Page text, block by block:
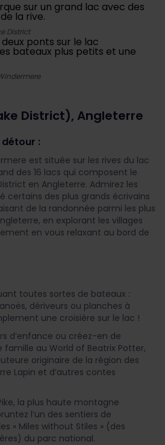
District
District), Angleterre
:
est située sur les rives du lac
des 16 lacs qui composent le
en Angleterre. Admirez les
certains des plus grands écrivains
de la randonnée parmi les plus
en explorant les villages
en vous relaxant au bord de
toutes sortes de bateaux :
dériveurs ou planches à
une croisière sur le lac !
d’enfance ou créez-en de
au World of Beatrix Potter,
originaire de la région des
Lapin et d’autres contes
la plus haute montagne
l’un des sentiers de
« Miles without Stiles » (des
du parc national.